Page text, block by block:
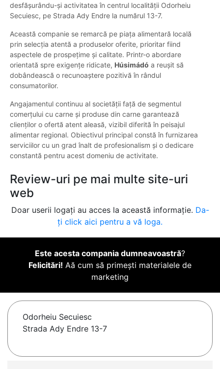
desfășurându-și activitatea în centrul localității Odorheiu
Secuiesc, pe Strada Ady Endre la numărul 13-7.
Această companie se remarcă pe piața alimentară locală
prin selecția atentă a produselor oferite, prioritar fiind
aspectele de prospețime și calitate. Printr-o abordare
orientată spre exigențe ridicate, Húsimádó a reușit să
dobândească o recunoaștere pozitivă în rândul
consumatorilor.
Angajamentul continuu al societății față de segmentul
comerțului cu carne și produse din carne garantează
clienților o ofertă atent aleasă, vizibil diferită în peisajul
alimentar regional. Obiectivul principal constă în furnizarea
serviciilor cu un grad înalt de profesionalism și o dedicare
constantă pentru acest domeniu de activitate.
Review-uri pe mai multe site-uri
web
Doar userii logați au acces la această informație. Da-
ți click aici pentru a vă loga.
Este acesta compania dumneavoastră?
Felicitări! Aă cum să primești materialele de
marketing
Odorheiu Secuiesc
Strada Ady Endre 13-7